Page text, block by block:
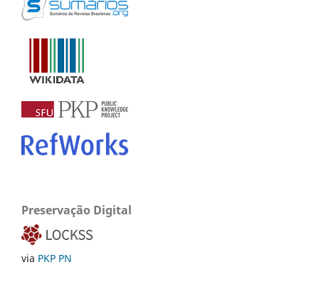
Preservação Digital
via PKP PN